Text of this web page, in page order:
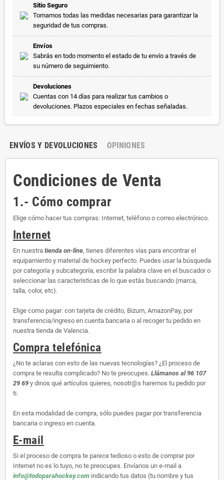
Sitio Seguro
Tomamos todas las medidas necesarias para garantizar la
seguridad de tus compras.
Envíos
Sabrás en todo momento el estado de tu envío a través de
su número de seguimiento.
Devoluciones
Cuentas con 14 días para realizar tus cambios o
devoluciones. Plazos especiales en fechas señaladas.
ENVÍOS Y DEVOLUCIONES OPINIONES
Condiciones de Venta
1.- Cómo comprar
Elige cómo hacer tus compras: Internet, teléfono o correo electrónico.
Internet
En nuestra tienda on-line, tienes diferentes vías para encontrar el
equipamiento y material de hockey perfecto. Puedes usar la búsqueda
por categoría y subcategoría, escribir la palabra clave en el buscador o
seleccionar las características de lo que estás buscando (marca,
talla, color, etc).
Elige como pagar: con tarjeta de crédito, Bizum, AmazonPay, por
transferencia/ingreso en cuenta bancaria o al recoger tu pedido en
nuestra tienda de Valencia.
Compra telefónica
¿No te aclaras con esto de las nuevas tecnologías? ¿El proceso de
compra te resulta complicado? No te preocupes. Llámanos al 96 107
29 69 y dinos qué artículos quieres, nosotr@s haremos tu pedido por
ti.
En esta modalidad de compra, sólo puedes pagar por transferencia
bancaria o ingreso en cuenta.
E-mail
Si el proceso de compra te parece tedioso o esto de comprar por
Internet no es lo tuyo, no te preocupes. Envíanos un e-mail a
info@todoparahockey.com indicando tus datos (tu nombre y tus